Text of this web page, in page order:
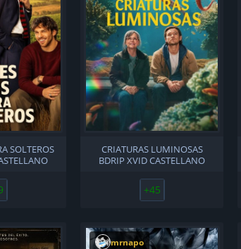
SOLTEROS
CRIATURAS LUMINOSAS
BDRIP XVID CASTELLANO
+45
mrnapo